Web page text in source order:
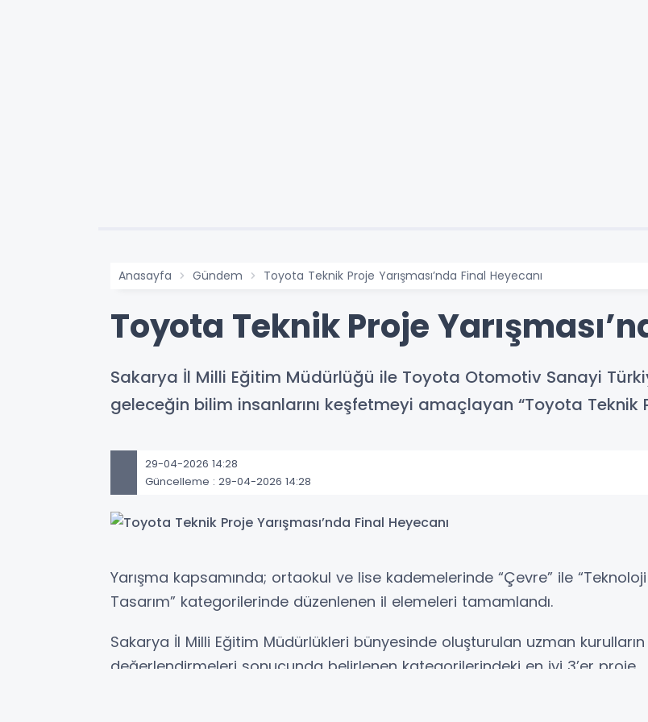
Anasayfa Gündem Toyota Teknik Proje Yarışması’nda Final Heyecanı
Toyota Teknik Proje
Sakarya İl Milli Eğitim Müdürlüğü ile Toyota Otomotiv Sanayi
geleceğin bilim insanlarını keşfetmeyi amaçlayan “Toyota Teknik
29-04-2026 14:28
Güncelleme : 29-04-2026 14:28
Yarışma kapsamında; ortaokul ve lise kademelerinde “Çevre” ile
Tasarım” kategorilerinde düzenlenen il elemeleri tamamlandı.
Sakarya İl Milli Eğitim Müdürlükleri bünyesinde oluşturulan uzman kurulların
değerlendirmeleri sonucunda belirlenen kategorilerindeki en iyi 3’er proje,